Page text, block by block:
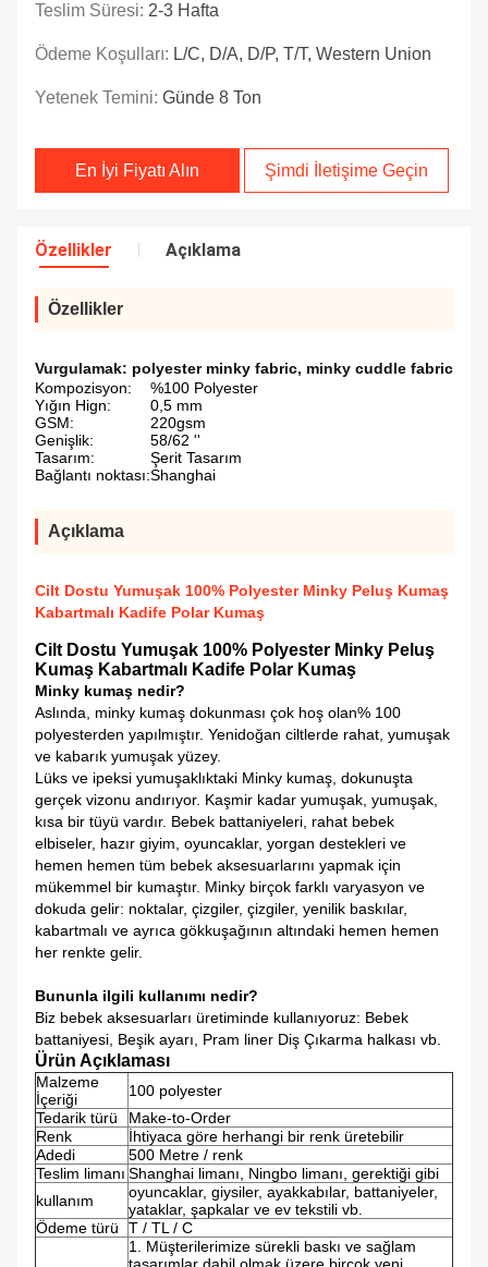
Teslim Süresi: 2-3 Hafta
Ödeme Koşulları: L/C, D/A, D/P, T/T, Western Union
Yetenek Temini: Günde 8 Ton
En İyi Fiyatı Alın Şimdi İletişime Geçin
Özellikler Açıklama
Özellikler
Vurgulamak: polyester minky fabric, minky cuddle fabric
Kompozisyon:
%100 Polyester
Yığın Hign:
0,5 mm
GSM:
220gsm
Genişlik:
58/62 ''
Tasarım:
Şerit Tasarım
Bağlantı noktası:Shanghai
Açıklama
Cilt Dostu Yumuşak 100% Polyester Minky Peluş Kumaş
Kabartmalı Kadife Polar Kumaş
Cilt Dostu Yumuşak 100% Polyester Minky Peluş
Kumaş Kabartmalı Kadife Polar Kumaş
Minky kumaş nedir?
Aslında, minky kumaş dokunması çok hoş olan% 100
polyesterden yapılmıştır. Yenidoğan ciltlerde rahat, yumuşak
ve kabarık yumuşak yüzey.
Lüks ve ipeksi yumuşaklıktaki Minky kumaş, dokunuşta
gerçek vizonu andırıyor. Kaşmir kadar yumuşak, yumuşak,
kısa bir tüyü vardır. Bebek battaniyeleri, rahat bebek
elbiseler, hazır giyim, oyuncaklar, yorgan destekleri ve
hemen hemen tüm bebek aksesuarlarını yapmak için
mükemmel bir kumaştır. Minky birçok farklı varyasyon ve
dokuda gelir: noktalar, çizgiler, çizgiler, yenilik baskılar,
kabartmalı ve ayrıca gökkuşağının altındaki hemen hemen
her renkte gelir.
Bununla ilgili kullanımı nedir?
Biz bebek aksesuarları üretiminde kullanıyoruz: Bebek
battaniyesi, Beşik ayarı, Pram liner Diş Çıkarma halkası vb.
Ürün Açıklaması
Malzeme
İçeriği
100 polyester
Tedarik türü
Make-to-Order
Renk
İhtiyaca göre herhangi bir renk üretebilir
Adedi
500 Metre / renk
Teslim limanı Shanghai limanı, Ningbo limanı, gerektiği gibi
kullanım
oyuncaklar, giysiler, ayakkabılar, battaniyeler,
yataklar, şapkalar ve ev tekstili vb.
Ödeme türü
T / TL / C
1. Müşterilerimize sürekli baskı ve sağlam